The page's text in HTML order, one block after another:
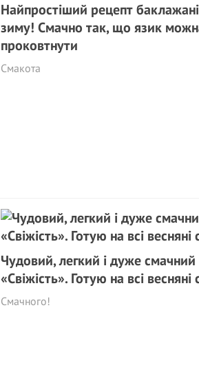
Найпростіший рецепт
зиму! Смачно так, що язик
проковтнути
Смакота
Чудовий, легкий і дуже смачний
«Свіжість». Готую на всі весняні
Смачного!